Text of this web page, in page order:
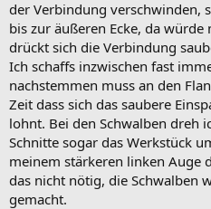
der Verbindung verschwinden,
bis zur äußeren Ecke, da würde
drückt sich die Verbindung
Ich schaffs inzwischen fast
nachstemmen muss an den
Zeit dass sich das saubere
lohnt. Bei den Schwalben dreh
Schnitte sogar das Werkstück
meinem stärkeren linken Auge
das nicht nötig, die Schwalben
gemacht.